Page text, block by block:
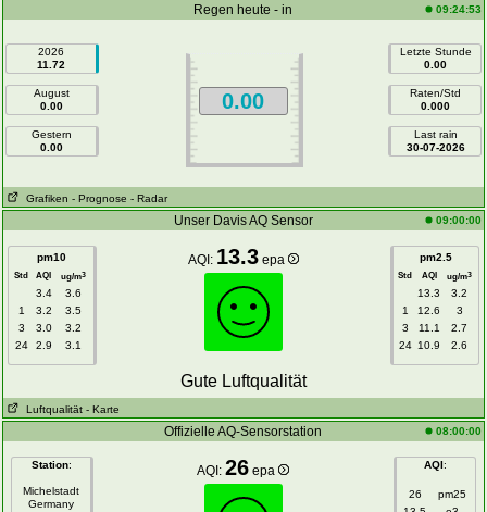
Regen heute - in 09:24:53
2026
11.72
August
0.00
Gestern
0.00
0.00
Letzte Stunde
0.00
Raten/Std
0.000
Last rain
30-07-2026
Grafiken - Prognose - Radar
Unser Davis AQ Sensor 09:00:00
pm10
Std AQI ug/m3
3.4
3.6
1
3.2
3.5
3
3.0
3.2
24
2.9 3.1
AQI: 13.3 epa pm2.5
Std AQI ug/m3
13.3
3.2
1
12.6
3
3
11.1
2.7
24 10.9 2.6
Gute Luftqualität
Luftqualität - Karte
Offizielle AQ-Sensorstation 08:00:00
Station:
Michelstadt
Germany
AQI:26 epa AQI:
26
pm25